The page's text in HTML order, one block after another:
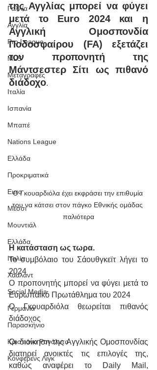
Γαλλία
Αγγλία
Pro League
MLS
Μεταγραφές
Ιταλία
Ισπανία
Μπαπέ
Nations League
Ελλάδα
Προκριματικά
Euro
Μέσσι
Μουντιάλ
Ελλάδα
Ιταλία
Χάαλαντ
Social Media
Γερμανία
Παρασκήνιο
Κριστιάνο Ρονάλντο
Κόνφερενς Λιγκ
της Αγγλίας μπορεί να φύγει
μετά το Euro 2024 και η
Αγγλική Ομοσπονδία
Ποδοσφαίρου (FA) εξετάζει
τον προπονητή της
Μάντσεστερ Σίτι ως πιθανό
διάδοχο.
Ο Γκουαρδιόλα έχει εκφράσει την επιθυμία
του να κάτσει στον πάγκο Εθνικής ομάδας
παλιότερα
Η κατάσταση ως τωρα.
Το συμβόλαιο του Σάουθγκεϊτ λήγει το
2024
Ο προπονητής μπορεί να φύγει μετά το
Ευρωπαϊκό Πρωτάθλημα του 2024
Ο Γκουαρδιόλα θεωρείται πιθανός
διάδοχος
Οι διοίκηση της Αγγλικής Ομοσπονδίας
διατηρεί ανοικτές τις επιλογές της,
καθώς αναφέρει το Daily Mail,